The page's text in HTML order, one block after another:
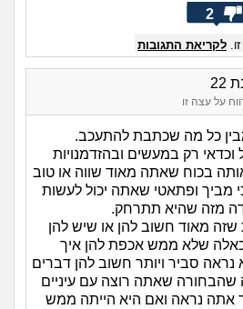
2
לקריאת התגובות
על עצה זו
כל מה שכתבת להתעכב.
וכדאי רק במעשים ובהזדמנויות
בכוח שאתה מאוד שווה או טוב
מביך ופתאטי שאתה יכול לעשות
מזה שהיא תתרחק.
שזה מאוד חשוב להן או שיש להן
כאלה שלא ממש אכפת להן איך
נראה סביר ויותר חשוב להן דברים
שהבחורה שאתה רוצה עם עיניים
אתה נראה ואם היא הייתה ממש